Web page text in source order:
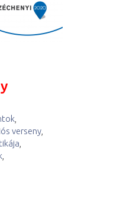
,
verseny,
,
,